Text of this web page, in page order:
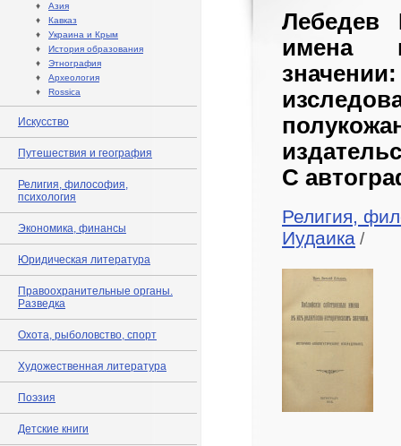
♦ Азия
♦ Кавказ
♦ Украина и Крым
♦ История образования
♦ Этнография
♦ Археология
♦ Rossica
Искусство
Путешествия и география
Религия, философия,
психология
Экономика, финансы
Юридическая литература
Правоохранительные органы.
Разведка
Охота, рыболовство, спорт
Художественная литература
Поэзия
Детские книги
Лебедев
имена
С
Религия,
Иудаика /